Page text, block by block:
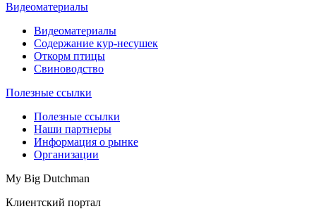
Видеоматериалы
Видеоматериалы
Содержание кур-несушек
Откорм птицы
Свиноводство
Полезные ссылки
Полезные ссылки
Наши партнеры
Информация о рынке
Организации
My Big Dutchman
Клиентский портал